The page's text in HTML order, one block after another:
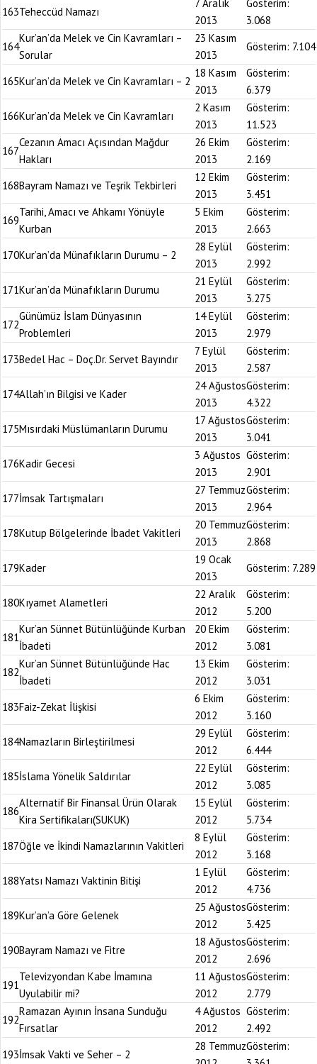
163Teheccüd Namazı
7 Aralık
2013
Gösterim:
3.068
164
Kur’an’da Melek ve Cin Kavramları –
Sorular
23 Kasım
2013
Gösterim: 7.104
165Kur’an’da Melek ve Cin Kavramları – 2
18 Kasım
2013
Gösterim:
6.379
166Kur’an’da Melek ve Cin Kavramları
2 Kasım
2013
Gösterim:
11.523
167
Cezanın Amacı Açısından Mağdur
Hakları
26 Ekim
2013
Gösterim:
2.169
168Bayram Namazı ve Teşrik Tekbirleri
12 Ekim
2013
Gösterim:
3.451
169
Tarihi, Amacı ve Ahkamı Yönüyle
Kurban
5 Ekim
2013
Gösterim:
2.663
170Kur’an’da Münafıkların Durumu – 2
28 Eylül
2013
Gösterim:
2.992
171Kur’an’da Münafıkların Durumu
21 Eylül
2013
Gösterim:
3.275
172
Günümüz İslam Dünyasının
Problemleri
14 Eylül
2013
Gösterim:
2.979
173Bedel Hac – Doç.Dr. Servet Bayındır
7 Eylül
2013
Gösterim:
2.587
174Allah’ın Bilgisi ve Kader
24 Ağustos
2013
Gösterim:
4.322
175Mısırdaki Müslümanların Durumu
17 Ağustos
2013
Gösterim:
3.041
176Kadir Gecesi
3 Ağustos
2013
Gösterim:
2.901
177İmsak Tartışmaları
27 Temmuz
2013
Gösterim:
2.964
178Kutup Bölgelerinde İbadet Vakitleri
20 Temmuz
2013
Gösterim:
2.868
179Kader
19 Ocak
2013
Gösterim: 7.289
180Kıyamet Alametleri
22 Aralık
2012
Gösterim:
5.200
181
Kur’an Sünnet Bütünlüğünde Kurban
İbadeti
20 Ekim
2012
Gösterim:
3.081
182
Kur’an Sünnet Bütünlüğünde Hac
İbadeti
13 Ekim
2012
Gösterim:
3.031
183Faiz-Zekat İlişkisi
6 Ekim
2012
Gösterim:
3.160
184Namazların Birleştirilmesi
29 Eylül
2012
Gösterim:
6.444
185İslama Yönelik Saldırılar
22 Eylül
2012
Gösterim:
3.085
186
Alternatif Bir Finansal Ürün Olarak
Kira Sertifikaları(SUKUK)
15 Eylül
2012
Gösterim:
5.734
187Öğle ve İkindi Namazlarının Vakitleri
8 Eylül
2012
Gösterim:
3.168
188Yatsı Namazı Vaktinin Bitişi
1 Eylül
2012
Gösterim:
4.736
189Kur’an’a Göre Gelenek
25 Ağustos
2012
Gösterim:
3.425
190Bayram Namazı ve Fitre
18 Ağustos
2012
Gösterim:
2.696
191
Televizyondan Kabe İmamına
Uyulabilir mi?
11 Ağustos
2012
Gösterim:
2.779
192
Ramazan Ayının İnsana Sunduğu
Fırsatlar
4 Ağustos
2012
Gösterim:
2.492
193İmsak Vakti ve Seher – 2
28 TemmuzGösterim: